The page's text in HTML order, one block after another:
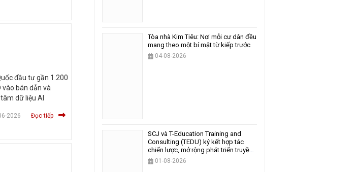
đầu tư gần 1.200
vào bán dẫn và
dữ liệu AI
2026 Đọc tiếp
Tòa nhà Kim Tiêu: Nơi mỗi cư dân đều
mang theo một bí mật từ kiếp trước
04-08-2026
SCJ và T-Education Training and
Consulting (TEDU) ký kết hợp tác
chiến lược, mở rộng phát triển truyền
thông và giáo dục
01-08-2026